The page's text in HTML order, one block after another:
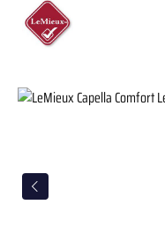
Bildergalerie überspringen